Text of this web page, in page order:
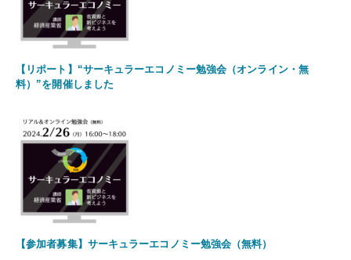
【リポート】“サーキュラーエコノミー勉強会（オンライン・無
料）”を開催しました
【参加者募集】サーキュラーエコノミー勉強会（無料）